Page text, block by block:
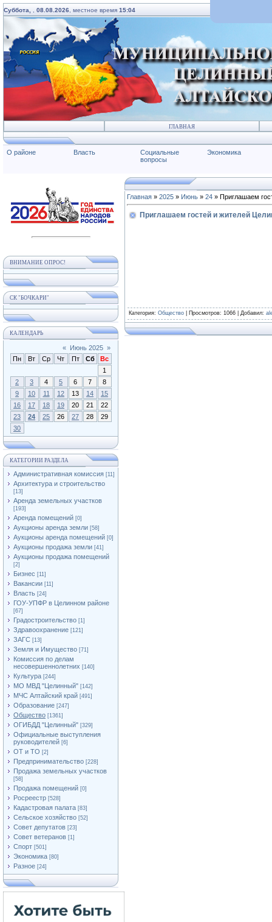
Суббота, 08.08.2026 , местное время 15:04
ГЛАВНАЯ
О районе Власть
Социальные
вопросы
Экономика
ВНИМАНИЕ ОПРОС!
СК "БОЧКАРИ"
КАЛЕНДАРЬ
« Июнь 2025 »
Пн
Вт Ср Чт Пт Сб
Вс
1
2
3 4 5 6 7
8
9
10 11 12 13 14
15
16
17 18 19 20 21
22
23
24 25 26 27 28
29
30
КАТЕГОРИИ РАЗДЕЛА
Административная комиссия [11]
Архитектура и строительство
[13]
Аренда земельных участков
[193]
Аренда помещений [0]
Аукционы аренда земли [58]
Аукционы аренда помещений [0]
Аукционы продажа земли [41]
Аукционы продажа помещений
[2]
Бизнес [11]
Вакансии [11]
Власть [24]
ГОУ-УПФР в Целинном районе
[67]
Градостроительство [1]
Здравоохранение [121]
ЗАГС [13]
Земля и Имущество [71]
Комиссия по делам
несовершеннолетних [140]
Культура [244]
МО МВД "Целинный" [142]
МЧС Алтайский край [491]
Образование [247]
Общество [1361]
ОГИБДД "Целинный" [329]
Официальные выступления
руководителей [6]
ОТ и ТО [2]
Предпринимательство [228]
Продажа земельных участков
[58]
Продажа помещений [0]
Росреестр [528]
Кадастровая палата [83]
Сельское хозяйство [52]
Совет депутатов [23]
Совет ветеранов [1]
Спорт [501]
Экономика [80]
Разное [24]
Главная » 2025 » Июнь » 24 » Приглашаем
Приглашаем гостей и жителей
Категория: Общество Просмотров: 1066 | Добавил: